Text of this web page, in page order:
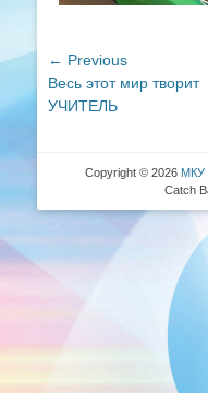
Навигация
по
записям
← Previous
Previous
post:
Весь этот мир творит
УЧИТЕЛЬ
Copyright © 2026 МКУ
Catch